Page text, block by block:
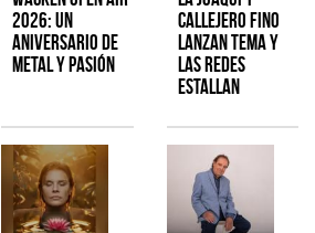
2026: Un
aniversario de
metal y pasión
Callejero Fino
lanzan tema y
las redes
estallan